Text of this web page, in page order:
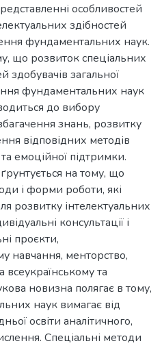
особливостей
здібностей
фундаментальних наук.
що розвиток спеціальних
здобувачів загальної
фундаментальних наук
до вибору
знань, розвитку
відповідних методів
емоційної підтримки.
на тому, що
і форми роботи, які
розвитку інтелектуальних
консультації і
проєкти,
навчання, менторство,
всеукраїнському та
новизна полягає в тому,
наук вимагає від
освіти аналітичного,
Спеціальні методи